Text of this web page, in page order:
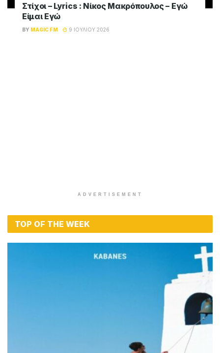
Στίχοι – Lyrics : Νίκος Μακρόπουλος – Εγώ
Είμαι Εγώ
BY MAGIC FM 9 ΙΟΥΛΊΟΥ 2026
ADVERTISEMENT
TOP OF THE WEEK